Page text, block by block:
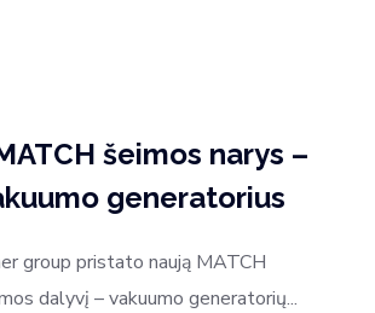
šeimos narys –
generatorius
group pristato naują MATCH
dalyvį – vakuumo generatorių...